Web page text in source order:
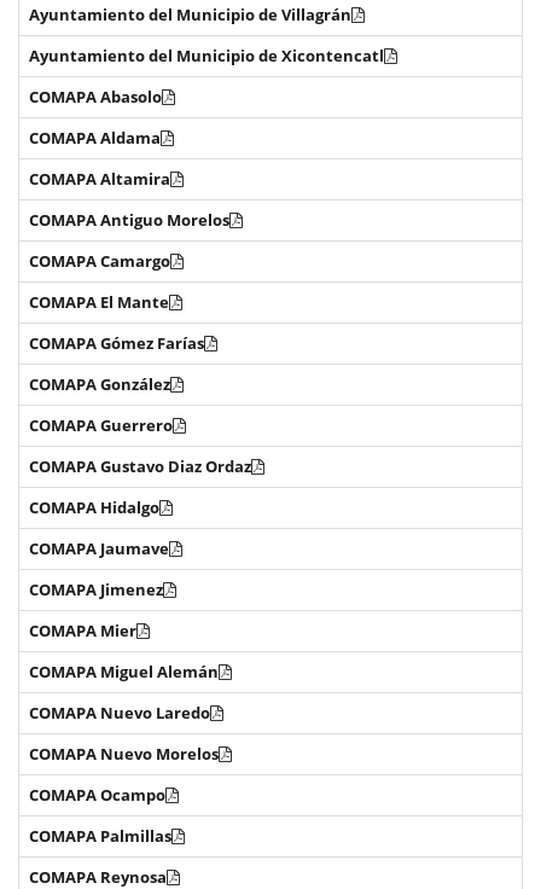
Ayuntamiento del Municipio de Villagrán
Ayuntamiento del Municipio de Xicontencatl
COMAPA Abasolo
COMAPA Aldama
COMAPA Altamira
COMAPA Antiguo Morelos
COMAPA Camargo
COMAPA El Mante
COMAPA Gómez Farías
COMAPA González
COMAPA Guerrero
COMAPA Gustavo Diaz Ordaz
COMAPA Hidalgo
COMAPA Jaumave
COMAPA Jimenez
COMAPA Mier
COMAPA Miguel Alemán
COMAPA Nuevo Laredo
COMAPA Nuevo Morelos
COMAPA Ocampo
COMAPA Palmillas
COMAPA Reynosa